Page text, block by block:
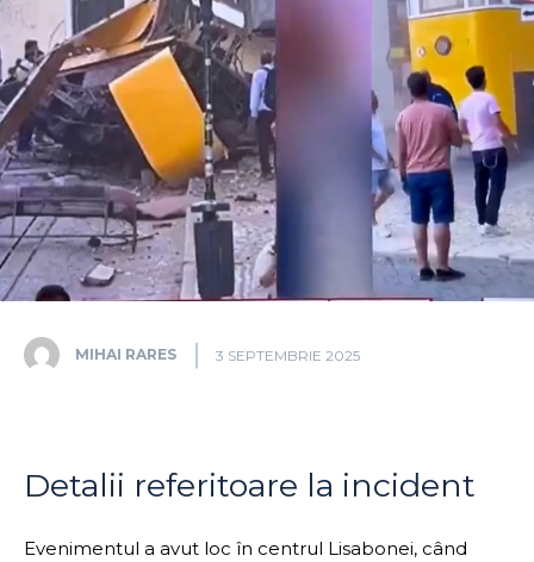
MIHAI RARES 3 SEPTEMBRIE 2025
Detalii referitoare la incident
Evenimentul a avut loc în centrul Lisabonei, când